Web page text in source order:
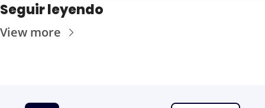
Seguir leyendo
View more